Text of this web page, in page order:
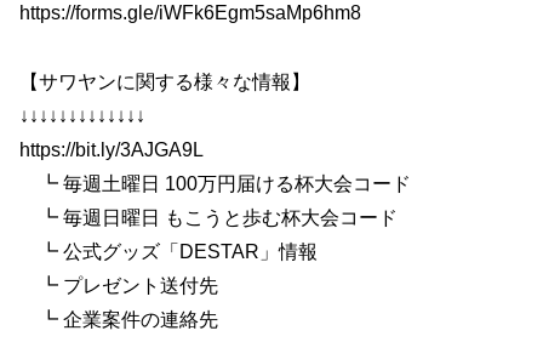
https://forms.gle/iWFk6Egm5saMp6hm8
【サワヤンに関する様々な情報】
↓↓↓↓↓↓↓↓↓↓↓↓↓
https://bit.ly/3AJGA9L
┗ 毎週土曜日 100万円届ける杯大会コード
┗ 毎週日曜日 もこうと歩む杯大会コード
┗ 公式グッズ「DESTAR」情報
┗ プレゼント送付先
┗ 企業案件の連絡先